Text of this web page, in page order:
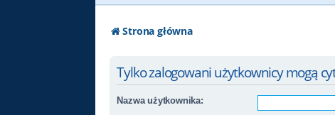
Strona główna
Tylko zalogowani użytkownicy mogą
Nazwa użytkownika: